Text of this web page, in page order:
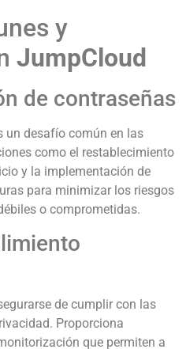
y
JumpCloud
de contraseñas
un desafío común en las
como el restablecimiento
y la implementación de
para minimizar los riesgos
o comprometidas.
de cumplir con las
Proporciona
que permiten a